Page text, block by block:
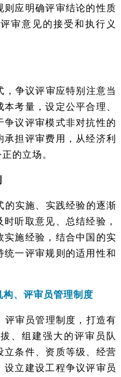
应明确评审结论的性质
审意见的接受和执行义
争议评审应特别注意当
考量，设定公平合理、
议评审模式非对抗性的
担评审费用，从经济利
的立场。
实施、实践经验的逐渐
听取意见、总结经验，
施经验，结合中国的实
一评审规则的适用性和
构、评审员管理制度
评审员管理制度，打造有
、组建强大的评审员队
条件、资质等级、经营
立建设工程争议评审员